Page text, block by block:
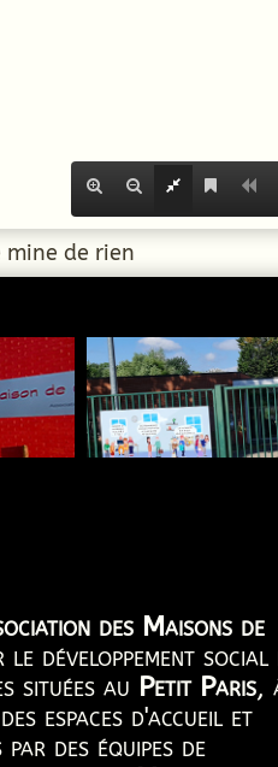
mine de rien
des Maisons de
le développement social
au Petit Paris,
espaces d'accueil et
des équipes de